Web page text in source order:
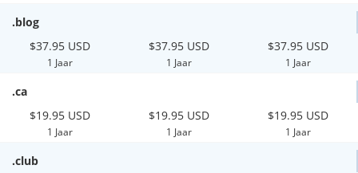
.blog
$37.95 USD
1 Jaar
$37.95 USD
1 Jaar
$37.95 USD
1 Jaar
.ca
$19.95 USD
1 Jaar
$19.95 USD
1 Jaar
$19.95 USD
1 Jaar
.club